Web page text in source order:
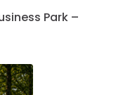
Park –